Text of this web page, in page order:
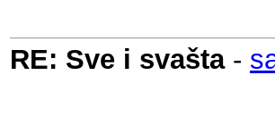
RE: Sve i svašta-